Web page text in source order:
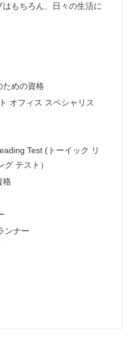
もちろん、日々の生活に
ための資格
オフィス スペシャリス
Test (トーイック リ
テスト）
格
ンナー